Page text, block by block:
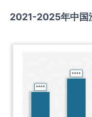
2021-2025年中国